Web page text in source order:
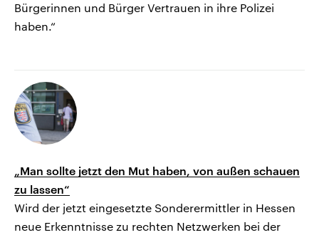
Bürgerinnen und Bürger Vertrauen in ihre Polizei
haben.“
„Man sollte jetzt den Mut haben, von außen schauen
zu lassen“
Wird der jetzt eingesetzte Sonderermittler in Hessen
neue Erkenntnisse zu rechten Netzwerken bei der